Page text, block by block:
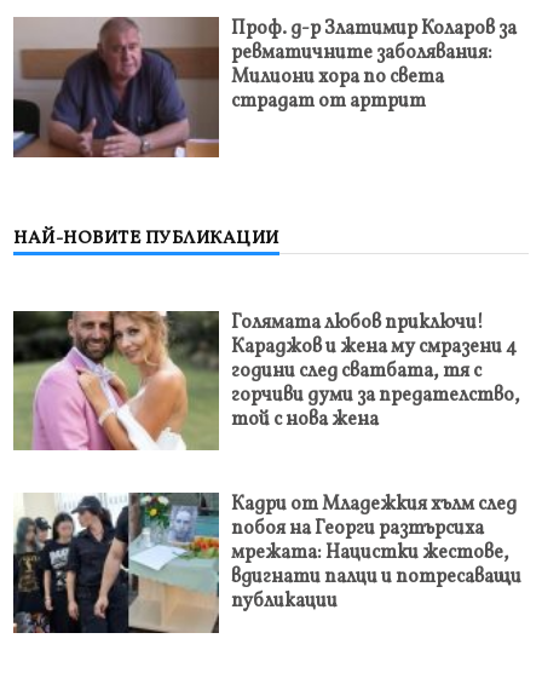
Проф. д-р Златимир Коларов за
ревматичните заболявания:
Милиони хора по света
страдат от артрит
НАЙ-НОВИТЕ ПУБЛИКАЦИИ
Голямата любов приключи!
Караджов и жена му смразени 4
години след сватбата, тя с
горчиви думи за предателство,
той с нова жена
Кадри от Младежкия хълм след
побоя на Георги разтърсиха
мрежата: Нацистки жестове,
вдигнати палци и потресаващи
публикации